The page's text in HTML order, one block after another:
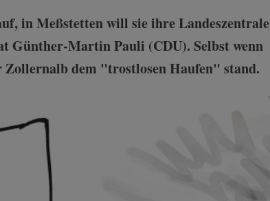
in Meßstetten will sie ihre Landeszentrale
Günther-Martin Pauli (CDU). Selbst wenn
Zollernalb dem "trostlosen Haufen" stand.